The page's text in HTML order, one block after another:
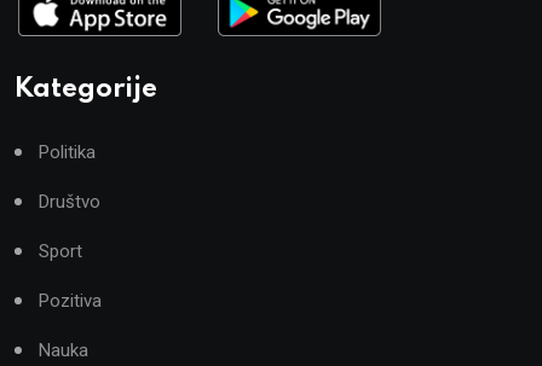
Kategorije
Politika
Društvo
Sport
Pozitiva
Nauka